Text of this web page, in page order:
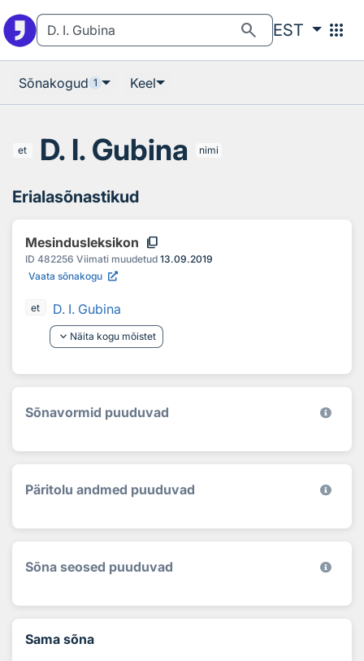
search EST apps
Sõnakogud 1 Keel
et D. I. Gubina nimi
Erialasõnastikud
Mesindusleksikon content_copy
ID 482256 Viimati muudetud 13.09.2019
Vaata sõnakogu
et
D. I. Gubina
keyboard_arrow_down Näita kogu mõistet
Sõnavormid puuduvad
Päritolu andmed puuduvad
Sõna seosed puuduvad
Sama sõna